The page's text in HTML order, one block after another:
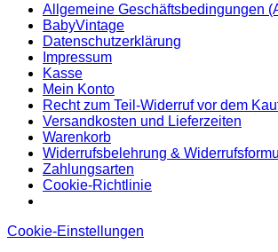
Allgemeine Geschäftsbedingungen
BabyVintage
Datenschutzerklärung
Impressum
Kasse
Mein Konto
Recht zum Teil-Widerruf vor dem
Versandkosten und Lieferzeiten
Warenkorb
Widerrufsbelehrung &
Zahlungsarten
Cookie-Richtlinie
Cookie-Einstellungen